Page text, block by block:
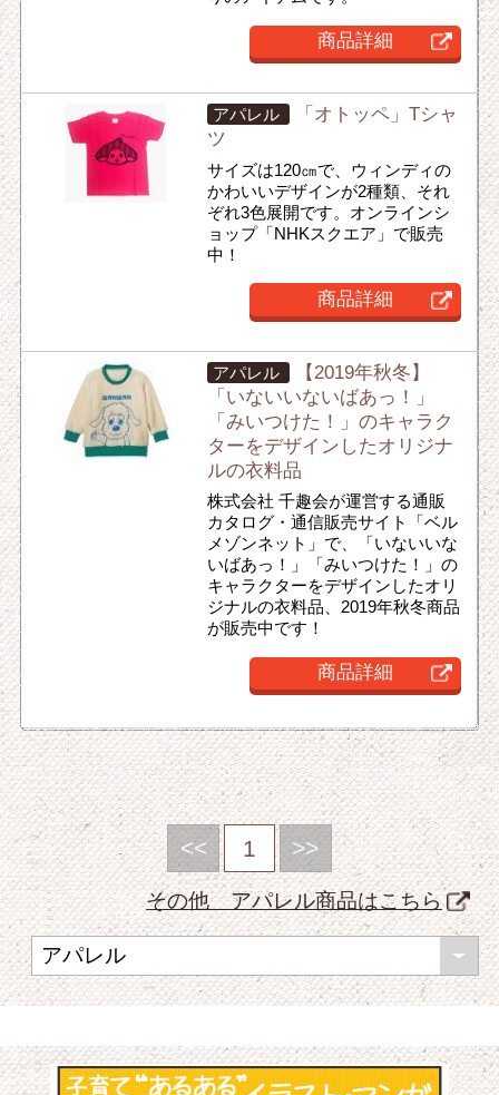
商品詳細
アパレル
「オトッペ」Tシャ
ツ
サイズは120㎝で、ウィンディの
かわいいデザインが2種類、それ
ぞれ3色展開です。オンラインシ
ョップ「NHKスクエア」で販売
中！
商品詳細
アパレル
【2019年秋冬】
「いないいないばあっ！」
「みいつけた！」のキャラク
ターをデザインしたオリジナ
ルの衣料品
株式会社 千趣会が運営する通販
カタログ・通信販売サイト「ベル
メゾンネット」で、「いないいな
いばあっ！」「みいつけた！」の
キャラクターをデザインしたオリ
ジナルの衣料品、2019年秋冬商品
が販売中です！
商品詳細
<< 1 >>
その他 アパレル商品はこちら